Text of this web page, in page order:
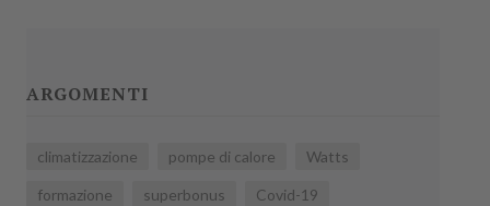
ARGOMENTI
climatizzazione pompe di calore Watts
formazione superbonus Covid-19